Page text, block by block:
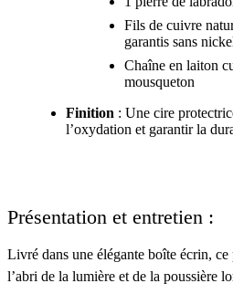
Fils de cuivre
garantis sans
Chaîne en laiton
mousqueton
Finition : Une cire
l’oxydation et garantir la
Présentation et entretien :
Livré dans une élégante boîte écrin,
l’abri de la lumière et de la poussière